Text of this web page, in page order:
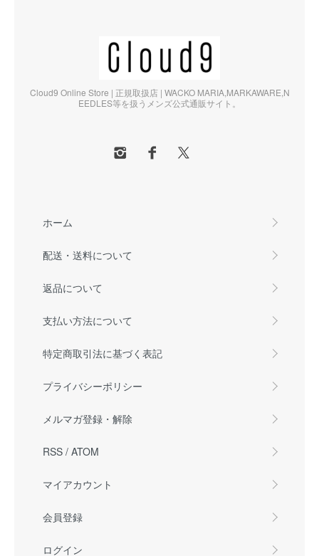
Cloud9 Online Store | 正規取扱店 | WACKO MARIA,MARKAWARE,N
EEDLES等を扱うメンズ公式通販サイト。
ホーム
配送・送料について
返品について
支払い方法について
特定商取引法に基づく表記
プライバシーポリシー
メルマガ登録・解除
RSS / ATOM
マイアカウント
会員登録
ログイン